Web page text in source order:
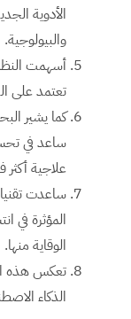
الأدوية
والبيولوجية.
أسهمت النظم
تعتمد على
كما يشير
ساعد في
علاجية أكثر
ساعدت
المؤثرة في
الوقاية منها.
تعكس هذه
الذكاء